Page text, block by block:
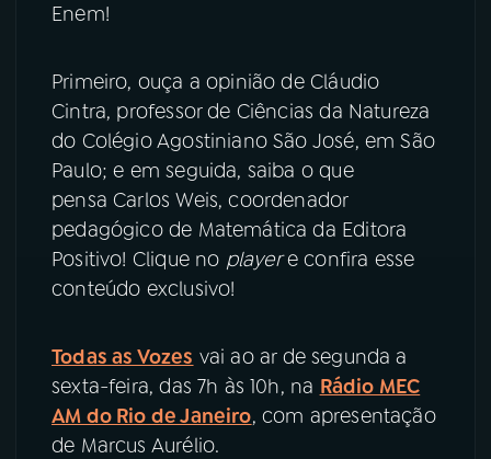
ACOMPANHE A RÁDIO MEC
Instagram X
TikTok
Enem!
Primeiro, ouça a opinião de Cláudio
Cintra, professor de Ciências da Natureza
do Colégio Agostiniano São José, em São
Paulo; e em seguida, saiba o que
pensa Carlos Weis, coordenador
pedagógico de Matemática da Editora
Positivo! Clique no playere confira esse
conteúdo exclusivo!
Todas as Vozes vai ao ar de segunda a
sexta-feira, das 7h às 10h, na Rádio MEC
AM do Rio de Janeiro, com apresentação
de Marcus Aurélio.